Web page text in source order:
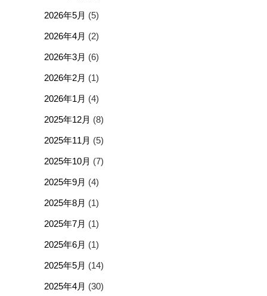
2026年5月 (5)
2026年4月 (2)
2026年3月 (6)
2026年2月 (1)
2026年1月 (4)
2025年12月 (8)
2025年11月 (5)
2025年10月 (7)
2025年9月 (4)
2025年8月 (1)
2025年7月 (1)
2025年6月 (1)
2025年5月 (14)
2025年4月 (30)